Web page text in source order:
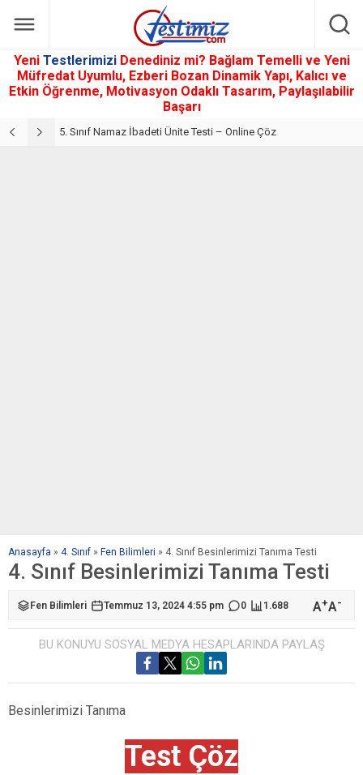
Yeni Testlerimizi Denediniz mi? Bağlam Temelli ve Yeni
Müfredat Uyumlu, Ezberi Bozan Dinamik Yapı, Kalıcı ve
Etkin Öğrenme, Motivasyon Odaklı Tasarım, Paylaşılabilir
Başarı
5. Sınıf Namaz İbadeti Ünite Testi – Online Çöz
Anasayfa » 4. Sınıf » Fen Bilimleri » 4. Sınıf Besinlerimizi Tanıma Testi
4. Sınıf Besinlerimizi Tanıma Testi
Fen Bilimleri Temmuz 13, 2024 4:55 pm 0 1.688 A+A-
BU KONUYU SOSYAL MEDYA HESAPLARINDA PAYLAŞ
Besinlerimizi Tanıma
Test Çöz